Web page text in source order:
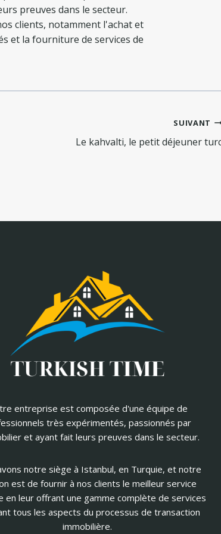
preuves dans le secteur.
clients, notamment l'achat et
et la fourniture de services de
SUIVANT
Le kahvalti, le petit déjeuner
entreprise est composée d'une équipe de
très expérimentés, passionnés par
et ayant fait leurs preuves dans le secteur.
notre siège à Istanbul, en Turquie, et notre
est de fournir à nos clients le meilleur service
en leur offrant une gamme complète de services
tous les aspects du processus de transaction
immobilière.